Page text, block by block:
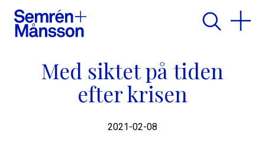
Med siktet på tiden
efter krisen
2021-02-08